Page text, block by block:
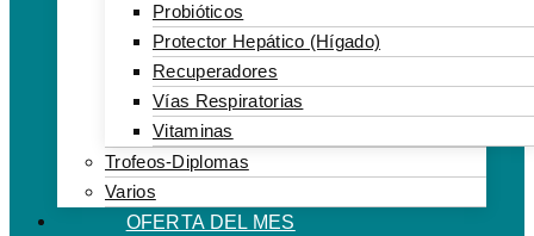
Probióticos
Protector Hepático (hígado)
Recuperadores
Vías Respiratorias
Vitaminas
Trofeos-Diplomas
Varios
OFERTA DEL MES